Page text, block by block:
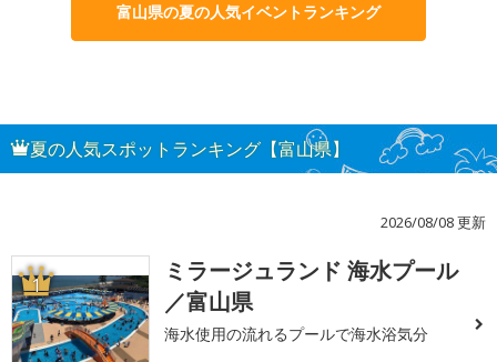
富山県の夏の人気イベントランキング
夏の人気スポットランキング【富山県】
2026/08/08 更新
1
ミラージュランド 海水プール
／富山県
海水使用の流れるプールで海水浴気分